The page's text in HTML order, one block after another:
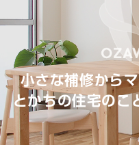
小さな補修から
とかちの住宅のこ